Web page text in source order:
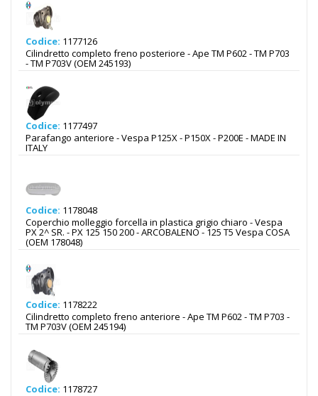
Codice: 1177126
Cilindretto completo freno posteriore - Ape TM P602 - TM P703
- TM P703V (OEM 245193)
Codice: 1177497
Parafango anteriore - Vespa P125X - P150X - P200E - MADE IN
ITALY
Codice: 1178048
Coperchio molleggio forcella in plastica grigio chiaro - Vespa
PX 2^ SR. - PX 125 150 200 - ARCOBALENO - 125 T5 Vespa COSA
(OEM 178048)
Codice: 1178222
Cilindretto completo freno anteriore - Ape TM P602 - TM P703 -
TM P703V (OEM 245194)
Codice: 1178727